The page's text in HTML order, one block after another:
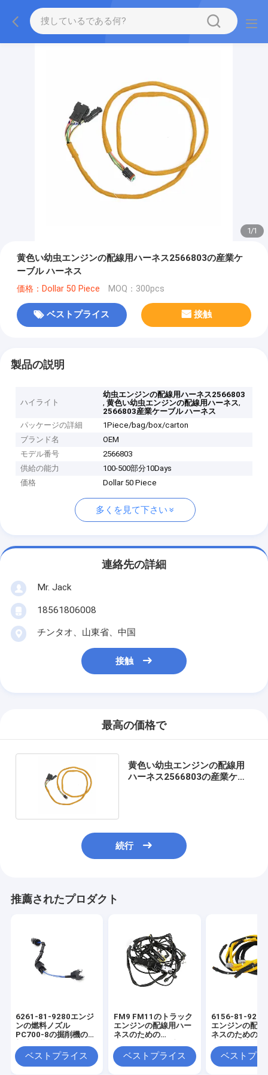
1/1
黄色い幼虫エンジンの配線用ハーネス2566803の産業ケ
ーブル ハーネス
価格：Dollar 50 Piece MOQ：300pcs
ベストプライス 接触
製品の説明
ハイライト
幼虫エンジンの配線用ハーネス2566803
,黄色い幼虫エンジンの配線用ハーネス,
2566803産業ケーブル ハーネス
パッケージの詳細
1Piece/bag/box/carton
ブランド名
OEM
モデル番号
2566803
供給の能力
100-500部分10Days
価格
Dollar 50 Piece
多くを見て下さい
連絡先の詳細
Mr. Jack
18561806008
チンタオ、山東省、中国
接触
最高の価格で
黄色い幼虫エンジンの配線用
ハーネス2566803の産業ケー
続行
推薦されたプロダクト
6261-81-9280エンジ
ンの燃料ノズル
PC700-8の掘削機の燃
配線用ハーネス
ベストプライス
FM9 FM11のトラック
エンジンの配線用ハー
ネスのための
ーネス
ベストプライス
6156-81-9211
エンジンの配線
ネスのための
ベストプラ